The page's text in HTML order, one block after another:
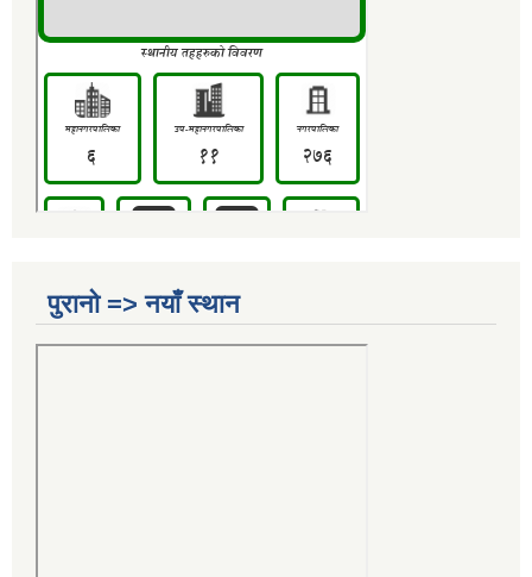
पुरानो => नयाँ स्थान